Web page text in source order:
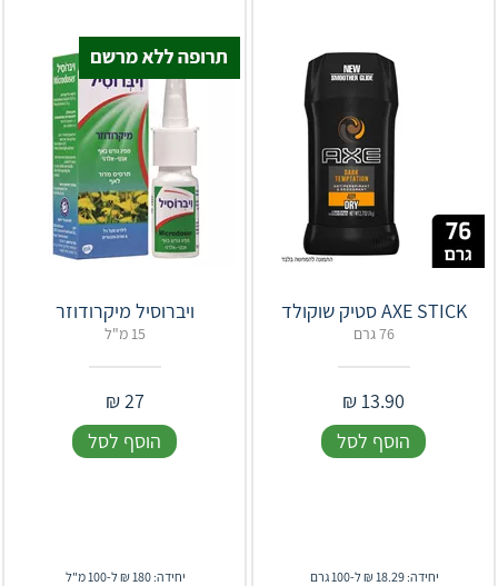
AXE STICK סטיק שוקולד
76 גרם
13.90
₪
הוסף לסל
יחידה: 18.29 ₪ ל-100 גרם
ויברוסיל מיקרודוזר
15 מ"ל
27
₪
הוסף לסל
יחידה: 180 ₪ ל-100 מ"ל